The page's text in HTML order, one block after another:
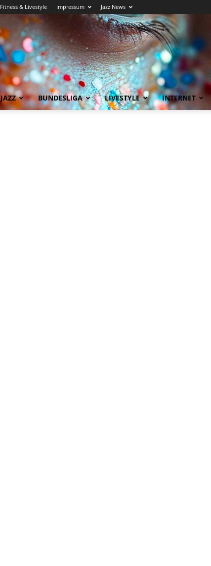
Fitness & Livestyle Impressum Jazz News
JAZZ BUNDESLIGA LIVESTYLE INTERNET